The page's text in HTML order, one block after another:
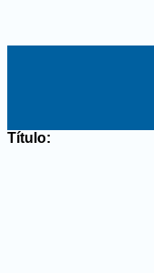
Título: